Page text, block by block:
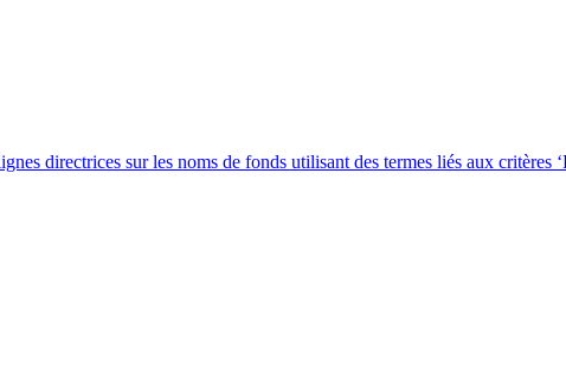
directrices sur les noms de fonds utilisant des termes liés aux critères